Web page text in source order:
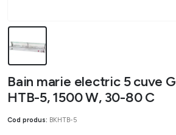
Bain marie electric 5 cuve
HTB-5, 1500 W, 30-80 C
Cod produs: BKHTB-5